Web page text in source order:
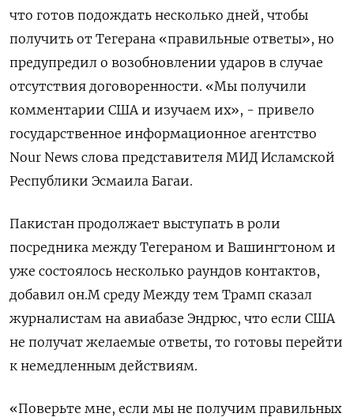
что готов подождать несколько дней, ​чтобы
получить ​от Тегерана «правильные ​ответы», но
предупредил ⁠о возобновлении ударов в ‌случае
отсутствия договоренности. «Мы получили
‌комментарии США и изучаем их», - привело
государственное информационное ​агентство
Nour News слова представителя ‌МИД Исламской
Республики Эсмаила Багаи.
Пакистан ​продолжает выступать в роли
посредника между Тегераном ‌и Вашингтоном и
уже состоялось несколько раундов контактов,
добавил он.М среду Между ​тем Трамп ​сказал
‌журналистам на авиабазе Эндрюс, что если США ​
не получат желаемые ответы, то готовы перейти
к немедленным действиям.
«Поверьте мне, если мы не получим правильных